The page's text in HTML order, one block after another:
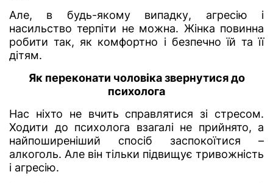
Але, в будь-якому випадку, агресію і
насильство терпіти не можна. Жінка повинна
робити так, як комфортно і безпечно їй та її
дітям.
Як переконати чоловіка звернутися до
психолога
Нас ніхто не вчить справлятися зі стресом.
Ходити до психолога взагалі не прийнято, а
найпоширеніший спосіб заспокоїтися –
алкоголь. Але він тільки підвищує тривожність
і агресію.